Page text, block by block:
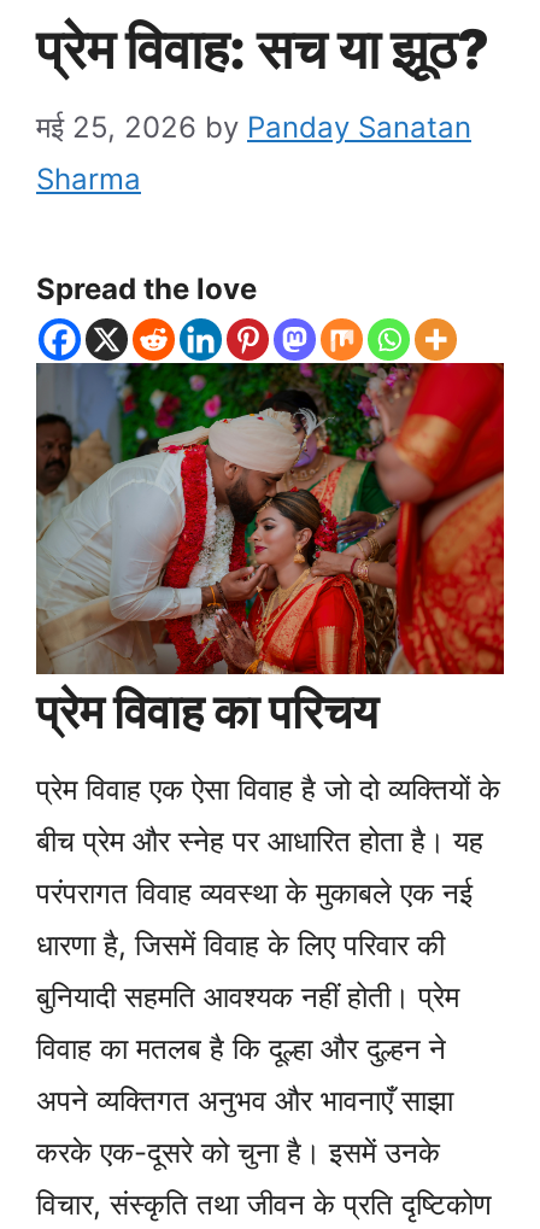
प्रेम विवाह: सच या झूठ?
मई 25, 2026 by Panday Sanatan
Sharma
Spread the love
प्रेम विवाह का परिचय
प्रेम विवाह एक ऐसा विवाह है जो दो व्यक्तियों के
बीच प्रेम और स्नेह पर आधारित होता है। यह
परंपरागत विवाह व्यवस्था के मुकाबले एक नई
धारणा है, जिसमें विवाह के लिए परिवार की
बुनियादी सहमति आवश्यक नहीं होती। प्रेम
विवाह का मतलब है कि दूल्हा और दुल्हन ने
अपने व्यक्तिगत अनुभव और भावनाएँ साझा
करके एक-दूसरे को चुना है। इसमें उनके
विचार, संस्कृति तथा जीवन के प्रति दृष्टिकोण